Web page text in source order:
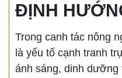
ĐỊNH
Trong canh tác nông
là yếu tố cạnh tranh
ánh sáng, dinh dưỡng